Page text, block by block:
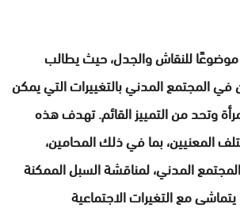
موضوعًا للنقاش والجدل، حيث يطالب
المجتمع المدني بالتغييرات التي يمكن
وتحد من التمييز القائم. تهدف هذه
المعنيين، بما في ذلك المحامين،
المدني، لمناقشة السبل الممكنة
مع التغيرات الاجتماعية